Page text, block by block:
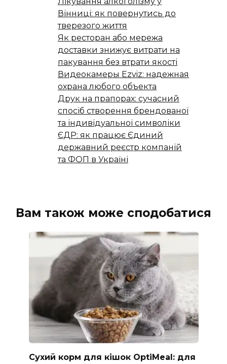
Вінниці: як повернутись до
тверезого життя
Як ресторан або мережа
доставки знижує витрати на
пакування без втрати якості
Видеокамеры Ezviz: надежная
охрана любого объекта
Друк на прапорах: сучасний
спосіб створення брендованої
та індивідуальної символіки
ЄДР: як працює Єдиний
державний реєстр компаній
та ФОП в Україні
Вам також може сподобатися
Сухий корм для кішок OptiMeal: для